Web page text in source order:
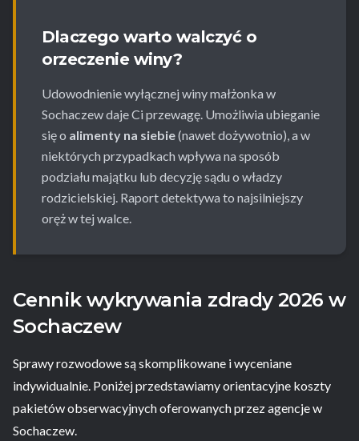
Dlaczego warto walczyć o
orzeczenie winy?
Udowodnienie wyłącznej winy małżonka w
Sochaczew daje Ci przewagę. Umożliwia ubieganie
się o alimenty na siebie(nawet dożywotnio), a w
niektórych przypadkach wpływa na sposób
podziału majątku lub decyzję sądu o władzy
rodzicielskiej. Raport detektywa to najsilniejszy
oręż w tej walce.
Cennik wykrywania zdrady 2026 w
Sochaczew
Sprawy rozwodowe są skomplikowane i wyceniane
indywidualnie. Poniżej przedstawiamy orientacyjne koszty
pakietów obserwacyjnych oferowanych przez agencje w
Sochaczew.